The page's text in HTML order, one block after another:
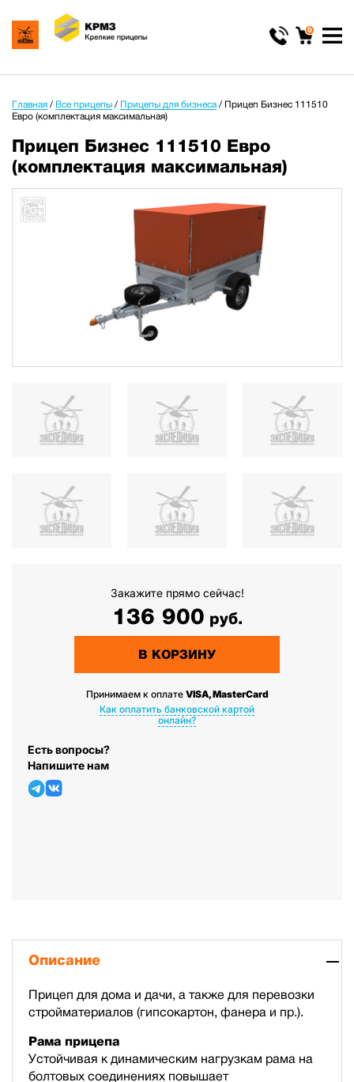
0
Главная / Все прицепы / Прицепы для бизнеса/ Прицеп Бизнес 111510
Евро (комплектация максимальная)
Прицеп Бизнес 111510 Евро
(комплектация максимальная)
Закажите прямо сейчас!
136 900 руб.
В КОРЗИНУ
Принимаем к оплате VISA, MasterCard
Как оплатить банковской картой
онлайн?
Есть вопросы?
Напишите нам
Описание
Прицеп для дома и дачи, а также для перевозки
стройматериалов (гипсокартон, фанера и пр.).
Рама прицепа
Устойчивая к динамическим нагрузкам рама на
болтовых соединениях повышает